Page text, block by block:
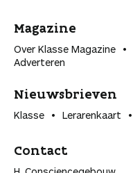
Magazine
Over Klasse Magazine
Adverteren
Nieuwsbrieven
Klasse Lerarenkaart
Contact